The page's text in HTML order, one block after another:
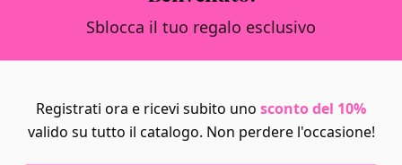
Sblocca il tuo regalo esclusivo
Registrati ora e ricevi subito uno sconto del 10%
valido su tutto il catalogo. Non perdere l'occasione!